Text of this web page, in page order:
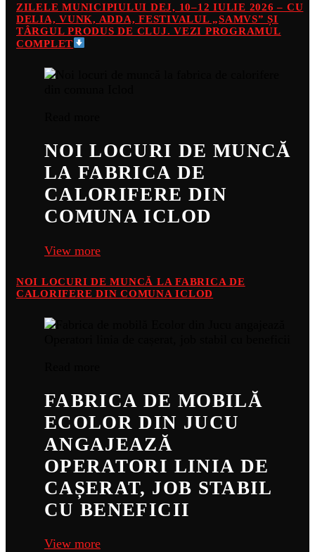
ZILELE MUNICIPIULUI DEJ, 10–12 IULIE 2026 – CU
DELIA, VUNK, ADDA, FESTIVALUL „SAMVS” ȘI
TÂRGUL PRODUS DE CLUJ. VEZI PROGRAMUL
COMPLET
NOI LOCURI DE MUNCĂ
LA FABRICA DE
CALORIFERE DIN
COMUNA ICLOD
View more
NOI LOCURI DE MUNCĂ LA FABRICA DE
CALORIFERE DIN COMUNA ICLOD
FABRICA DE MOBILĂ
ECOLOR DIN JUCU
ANGAJEAZĂ
OPERATORI LINIA DE
CAȘERAT, JOB STABIL
CU BENEFICII
View more